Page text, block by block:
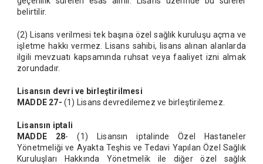
belirtilir.
(2) Lisans verilmesi tek başına özel sağlık kuruluşu açma ve
işletme hakkı vermez. Lisans sahibi, lisans alınan alanlarda
ilgili mevzuatı kapsamında ruhsat veya faaliyet izni almak
zorundadır.
Lisansın devri ve birleştirilmesi
MADDE 27- (1) Lisans devredilemez ve birleştirilemez.
Lisansın iptali
MADDE 28- (1) Lisansın iptalinde Özel Hastaneler
Yönetmeliği ve Ayakta Teşhis ve Tedavi Yapılan Özel Sağlık
Kuruluşları Hakkında Yönetmelik ile diğer özel sağlık